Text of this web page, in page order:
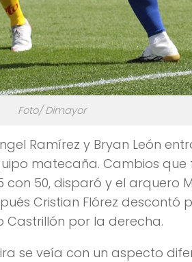
Foto/ Dimayor
Ramírez y Bryan León
matecaña. Cambios que
50, disparó y el arquero
Cristian Flórez descontó
Castrillón por la derecha.
se veía con un aspecto